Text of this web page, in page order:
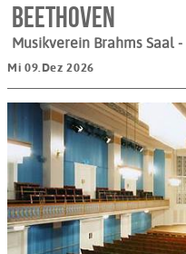
Beethoven
Musikverein Brahms Saal -
Mi 09.Dez 2026